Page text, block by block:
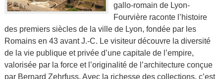
gallo-romain de Lyon-
Fourvière raconte l’histoire
des premiers siècles de la ville de Lyon, fondée par les
Romains en 43 avant J.-C. Le visiteur découvre la diversité
de la vie publique et privée d’une capitale de l’empire,
valorisée par la force et l’originalité de l’architecture conçue
par Bernard Zehrfuss. Avec la richesse des collections, c’est